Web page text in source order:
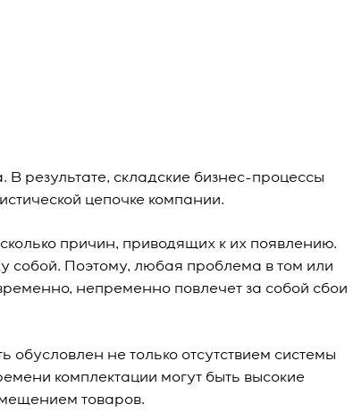
результате, складские бизнес-процессы
цепочке компании.
причин, приводящих к их появлению.
собой. Поэтому, любая проблема в том или
непременно повлечет за собой сбои
обусловлен не только отсутствием системы
комплектации могут быть высокие
товаров.